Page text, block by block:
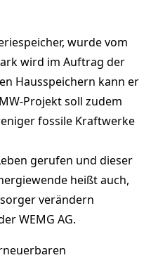
wurde vom
wird im Auftrag der
Hausspeichern kann er
Projekt soll zudem
fossile Kraftwerke
gerufen und dieser
heißt auch,
verändern
WEMG AG.